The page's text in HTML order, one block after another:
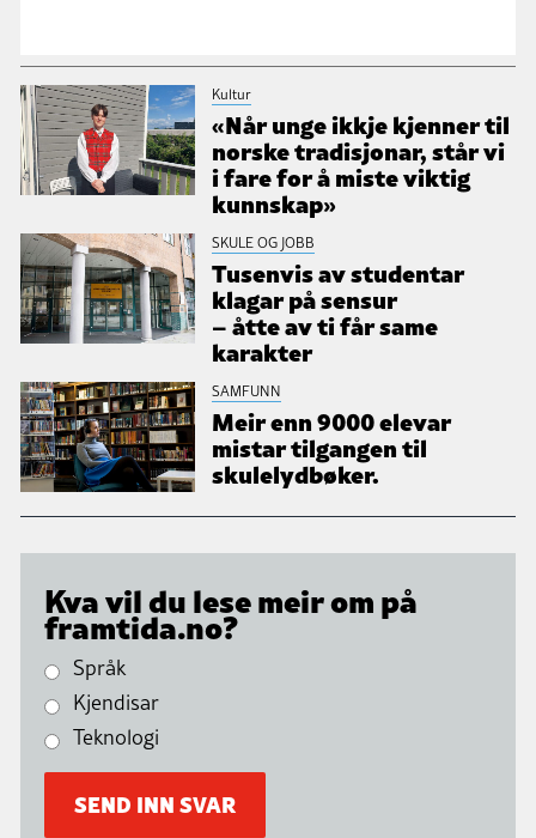
Kultur
«Når unge ikkje kjenner til
norske tradisjonar, står vi
i fare for å miste viktig
kunnskap»
SKULE OG JOBB
Tusenvis av studentar
klagar på sensur
– åtte av ti får same
karakter
SAMFUNN
Meir enn 9000 elevar
mistar tilgangen til
skulelydbøker.
Kva vil du lese meir om på
framtida.no?
Språk
Kjendisar
Teknologi